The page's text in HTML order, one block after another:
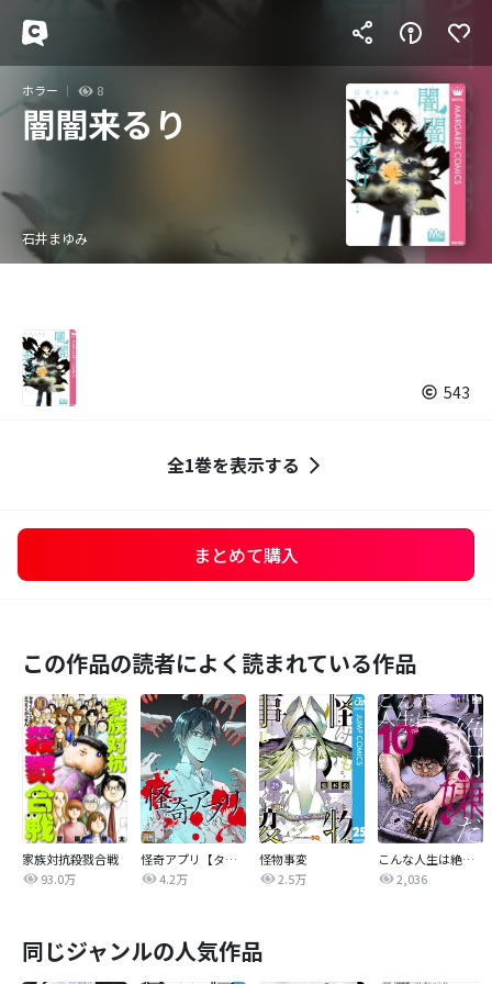
ホラー 8
闇闇来るり
石井まゆみ
543
全1巻を表示する
まとめて購入
この作品の読者によく読まれている作品
家族対抗殺戮合戦
93.0万
怪奇アプリ【タテヨミ】
4.2万
怪物事変
2.5万
こんな人生は絶対嫌だ
2,036
同じジャンルの人気作品